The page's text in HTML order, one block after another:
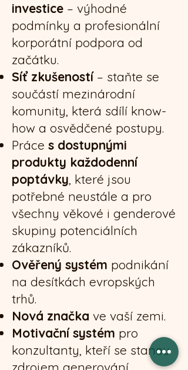
investice – výhodné
podmínky a profesionální
korporátní podpora od
začátku.
Síť zkušeností– staňte se
součástí mezinárodní
komunity, která sdílí know-
how a osvědčené postupy.
Práce s dostupnými
produkty každodenní
poptávky , které jsou
potřebné neustále a pro
všechny věkové i genderové
skupiny potenciálních
zákazníků.
Ověřený systém podnikání
na desítkách evropských
trhů.
Nová značka ve vaší zemi.
Motivační systém pro
konzultanty, kteří se stanou